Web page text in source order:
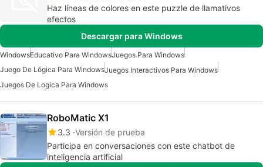
Haz líneas de colores en este puzzle de llamativos
efectos
Descargar para Windows
WindowsEducativo Para WindowsJuegos Para Windows
Juego De Lógica Para WindowsJuegos Interactivos Para Windows
Juegos De Logica Para Windows
RoboMatic X1
3.3 Versión de prueba
Participa en conversaciones con este chatbot de
inteligencia artificial